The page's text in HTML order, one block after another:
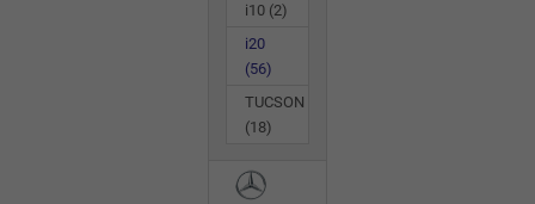
i10 (2)
i20
(56)
TUCSON
(18)